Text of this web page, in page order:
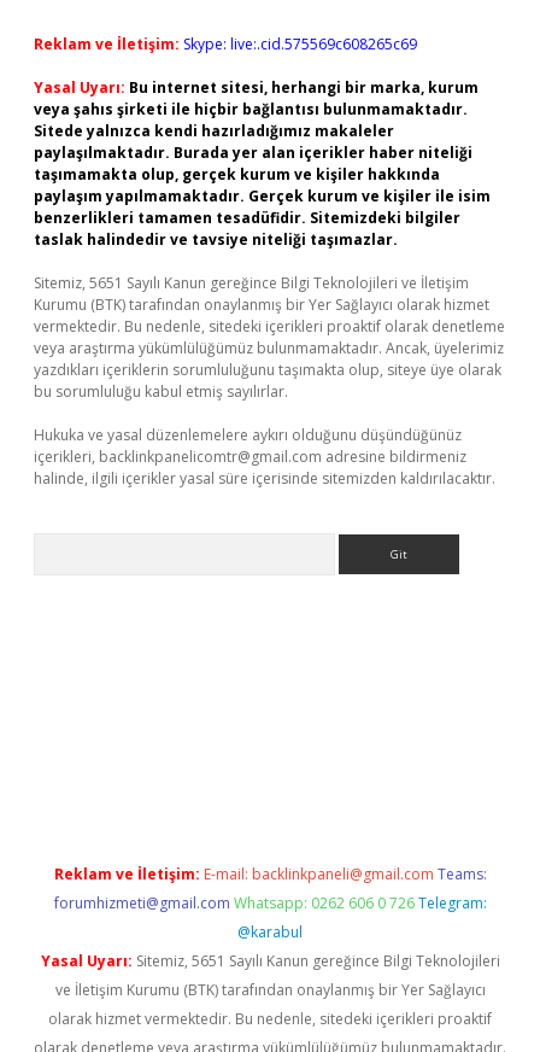
Reklam ve İletişim: Skype: live:.cid.575569c608265c69
Yasal Uyarı: Bu internet sitesi, herhangi bir marka, kurum
veya şahıs şirketi ile hiçbir bağlantısı bulunmamaktadır.
Sitede yalnızca kendi hazırladığımız makaleler
paylaşılmaktadır. Burada yer alan içerikler haber niteliği
taşımamakta olup, gerçek kurum ve kişiler hakkında
paylaşım yapılmamaktadır. Gerçek kurum ve kişiler ile isim
benzerlikleri tamamen tesadüfidir. Sitemizdeki bilgiler
taslak halindedir ve tavsiye niteliği taşımazlar.
Sitemiz, 5651 Sayılı Kanun gereğince Bilgi Teknolojileri ve İletişim
Kurumu (BTK) tarafından onaylanmış bir Yer Sağlayıcı olarak hizmet
vermektedir. Bu nedenle, sitedeki içerikleri proaktif olarak denetleme
veya araştırma yükümlülüğümüz bulunmamaktadır. Ancak, üyelerimiz
yazdıkları içeriklerin sorumluluğunu taşımakta olup, siteye üye olarak
bu sorumluluğu kabul etmiş sayılırlar.
Hukuka ve yasal düzenlemelere aykırı olduğunu düşündüğünüz
içerikleri, backlinkpanelicomtr@gmail.com adresine bildirmeniz
halinde, ilgili içerikler yasal süre içerisinde sitemizden kaldırılacaktır.
Reklam ve İletişim: E-mail: backlinkpaneli@gmail.com Teams:
forumhizmeti@gmail.com Whatsapp: 0262 606 0 726 Telegram:
@karabul
Yasal Uyarı: Sitemiz, 5651 Sayılı Kanun gereğince Bilgi Teknolojileri
ve İletişim Kurumu (BTK) tarafından onaylanmış bir Yer Sağlayıcı
olarak hizmet vermektedir. Bu nedenle, sitedeki içerikleri proaktif
olarak denetleme veya araştırma yükümlülüğümüz bulunmamaktadır.